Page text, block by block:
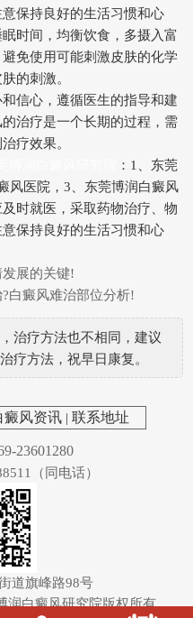
保持良好的生活习惯和心
时间，均衡饮食，多摄入富
免使用可能刺激皮肤的化学
的刺激。
信心，遵循医生的指导和建
治疗是一个长期的过程，需
疗效果。
：1、东莞
风医院，3、东莞博润白癜风
时就医，采取药物治疗、物
保持良好的生活习惯和心
展的关键!
白癜风难治部位分析!
治疗方法也不相同，建议
疗方法，祝早日康复。
癜风资讯| 联系地址
23601280
（同电话）
道旗峰路98号
润白癜风研究院版权所有